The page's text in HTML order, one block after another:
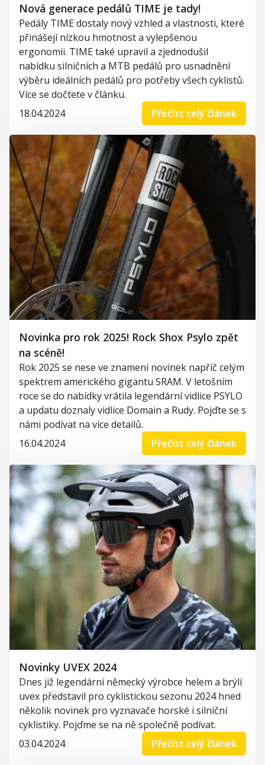
Nová generace pedálů TIME je tady!
Pedály TIME dostaly nový vzhled a vlastnosti, které
přinášejí nízkou hmotnost a vylepšenou
ergonomii. TIME také upravil a zjednodušil
nabídku silničních a MTB pedálů pro usnadnění
výběru ideálních pedálů pro potřebyvšech cyklistů.
Více se dočtete v článku.
18.04.2024
Přečíst celý článek
Novinka pro rok 2025! Rock Shox Psylo zpět
na scéně!
Rok 2025 se nese ve znamení novinek napříč celým
spektrem amerického gigantu SRAM. V letošním
roce se do nabídkyvrátila legendárnívidlice PSYLO
a updatu doznalyvidlice Domain a Rudy. Pojďte se s
námi podívat na více detailů.
16.04.2024
Přečíst celý článek
Novinky UVEX 2024
Dnes již legendární německý výrobce helem a brýlí
uvex představil pro cyklistickou sezonu 2024 hned
několik novinek pro vyznavače horské i silniční
cyklistiky. Pojďme se na ně společně podívat.
03.04.2024
Přečíst celý článek